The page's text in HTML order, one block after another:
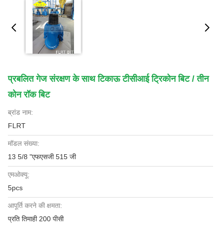
प्रबलित गेज संरक्षण के साथ टिकाऊ टीसीआई ट्रिकोन बिट / तीन
कोन रॉक बिट
ब्रांड नाम:
FLRT
मॉडल संख्या:
13 5/8 "एफएसजी 515 जी
एमओक्यू:
5pcs
आपूर्ति करने की क्षमता:
प्रति तिमाही 200 पीसी